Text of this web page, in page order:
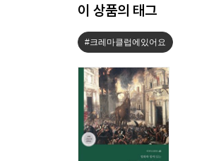
이 상품의 태그
#크레마클럽에있어요